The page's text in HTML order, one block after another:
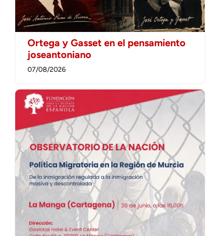
Ortega y Gasset en el pensamiento
joseantoniano
07/08/2026